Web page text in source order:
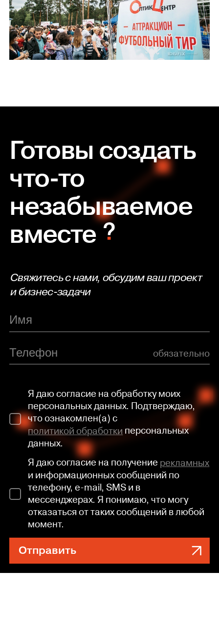
Готовы создать
что-то
незабываемое
вместе
Свяжитесь с нами, обсудим ваш проект
и бизнес-задачи
обязательно
Я даю согласие на обработку моих
персональных данных. Подтверждаю,
что ознакомлен(а) с
политикой обработкиперсональных
данных.
Я даю согласие на получение рекламных
и информационных сообщений по
телефону, e-mail, SMS и в
мессенджерах. Я понимаю, что могу
отказаться от таких сообщений в любой
момент.
Отправить